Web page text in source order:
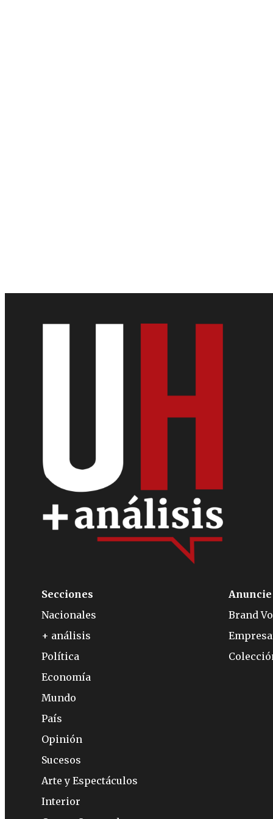
Secciones
Nacionales
+ análisis
Política
Economía
Mundo
País
Opinión
Sucesos
Arte y Espectáculos
Interior
Brand